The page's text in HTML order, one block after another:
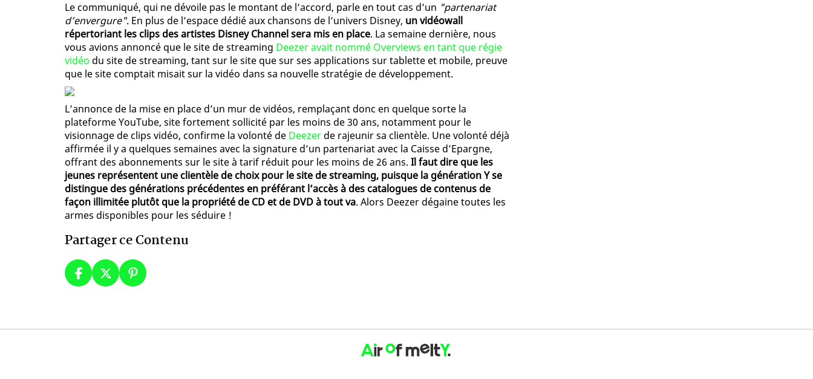
Le communiqué, qui ne dévoile pas le montant de l’accord, parle en tout cas d’un "partenariat
d’envergure". En plus de l’espace dédié aux chansons de l’univers Disney, un vidéowall
répertoriant les clips des artistes Disney Channel sera mis en place. La semaine dernière, nous
vous avions annoncé que le site de streaming Deezer avait nommé Overviews en tant que régie
vidéo du site de streaming, tant sur le site que sur ses applications sur tablette et mobile, preuve
que le site comptait misait sur la vidéo dans sa nouvelle stratégie de développement.
L’annonce de la mise en place d’un mur de vidéos, remplaçant donc en quelque sorte la
plateforme YouTube, site fortement sollicité par les moins de 30 ans, notamment pour le
visionnage de clips vidéo, confirme la volonté de Deezer de rajeunir sa clientèle. Une volonté déjà
affirmée il y a quelques semaines avec la signature d’un partenariat avec la Caisse d’Epargne,
offrant des abonnements sur le site à tarif réduit pour les moins de 26 ans. Il faut dire que les
jeunes représentent une clientèle de choix pour le site de streaming, puisque la génération Y se
distingue des générations précédentes en préférant l’accès à des catalogues de contenus de
façon illimitée plutôt que la propriété de CD et de DVD à tout va. Alors Deezer dégaine toutes les
armes disponibles pour les séduire !
Partager ce Contenu